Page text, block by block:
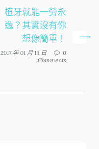
植牙就能一勞永
逸？其實沒有你
想像簡單！
2017 年 01 月 15 日
0
Comments